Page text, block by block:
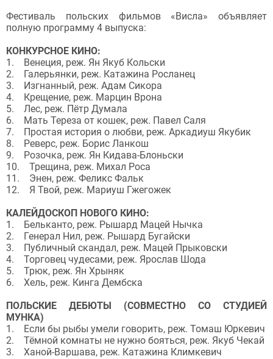
Фестиваль польских фильмов «Висла» объявляет
полную программу 4 выпуска:
КОНКУРСНОЕ КИНО:
1. Венеция, реж. Ян Якуб Кольски
2. Галерьянки, реж. Катажина Росланец
3. Изгнанный, реж. Адам Сикора
4. Крещение, реж. Марцин Врона
5. Лес, реж. Пётр Думала
6. Мать Тереза от кошек, реж. Павел Саля
7. Простая история о любви, реж. Аркадиуш Якубик
8. Реверс, реж. Борис Ланкош
9. Розочка, реж. Ян Кидава-Блоньски
10. Трещина, реж. Михал Роса
11. Энен, реж. Феликс Фальк
12. Я Твой, реж. Мариуш Гжегожек
КАЛЕЙДОСКОП НОВОГО КИНО:
1. Бельканто, реж. Рышард Мацей Нычка
2. Генерал Нил, реж. Рышард Бугайски
3. Публичный скандал, реж. Мацей Прыковски
4. Торговец чудесами, реж. Ярослав Шода
5. Трюк, реж. Ян Хрыняк
6. Хель, реж. Кинга Дембска
ПОЛЬСКИЕ ДЕБЮТЫ (СОВМЕСТНО СО СТУДИЕЙ
МУНКА)
1. Если бы рыбы умели говорить, реж. Томаш Юркевич
2. Тёмной комнаты не нужно бояться, реж. Якуб Чекай
3. Ханой-Варшава, реж. Катажина Климкевич